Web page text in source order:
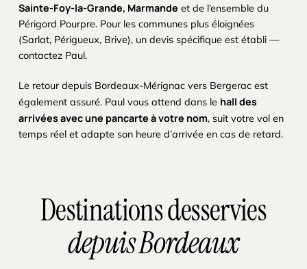
Sainte-Foy-la-Grande, Marmande et de l’ensemble du
Périgord Pourpre. Pour les communes plus éloignées
(Sarlat, Périgueux, Brive), un devis spécifique est établi —
contactez Paul.
Le retour depuis Bordeaux-Mérignac vers Bergerac est
également assuré. Paul vous attend dans le hall des
arrivées avec une pancarte à votre nom, suit votre vol en
temps réel et adapte son heure d’arrivée en cas de retard.
Destinations desservies
depuis Bordeaux